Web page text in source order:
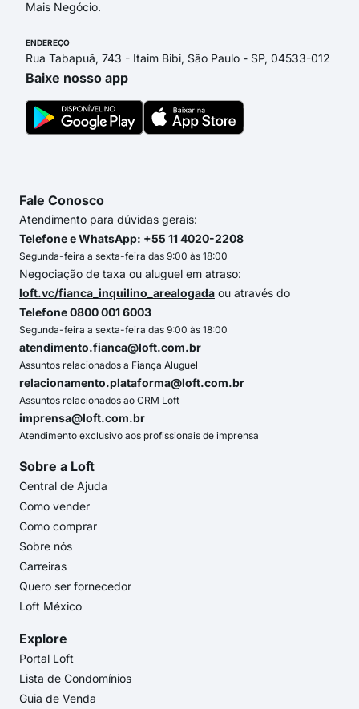
Mais Negócio.
ENDEREÇO
Rua Tabapuã, 743 - Itaim Bibi, São Paulo - SP, 04533-012
Baixe nosso app
Fale Conosco
Atendimento para dúvidas gerais:
Telefone e WhatsApp: +55 11 4020-2208
Segunda-feira a sexta-feira das 9:00 às 18:00
Negociação de taxa ou aluguel em atraso:
loft.vc/fianca_inquilino_arealogada ou através do
Telefone 0800 001 6003
Segunda-feira a sexta-feira das 9:00 às 18:00
atendimento.fianca@loft.com.br
Assuntos relacionados a Fiança Aluguel
relacionamento.plataforma@loft.com.br
Assuntos relacionados ao CRM Loft
imprensa@loft.com.br
Atendimento exclusivo aos profissionais de imprensa
Sobre a Loft
Central de Ajuda
Como vender
Como comprar
Sobre nós
Carreiras
Quero ser fornecedor
Loft México
Explore
Portal Loft
Lista de Condomínios
Guia de Venda